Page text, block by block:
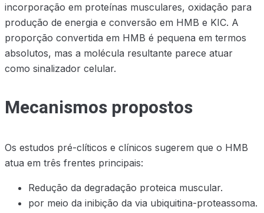
incorporação em proteínas musculares, oxidação para
produção de energia e conversão em HMB e KIC. A
proporção convertida em HMB é pequena em termos
absolutos, mas a molécula resultante parece atuar
como sinalizador celular.
Mecanismos propostos
Os estudos pré-clíticos e clínicos sugerem que o HMB
atua em três frentes principais:
Redução da degradação proteica muscular.
por meio da inibição da via ubiquitina-proteassoma.